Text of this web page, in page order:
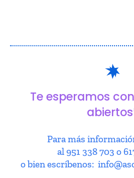
Te esperamos
Para más
al 951 338 703 o
o bien escríbenos: